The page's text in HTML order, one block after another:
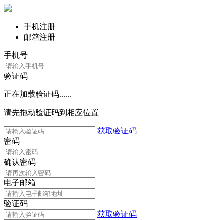
手机注册
邮箱注册
手机号
验证码
正在加载验证码......
请先拖动验证码到相应位置
获取验证码
密码
确认密码
电子邮箱
验证码
获取验证码